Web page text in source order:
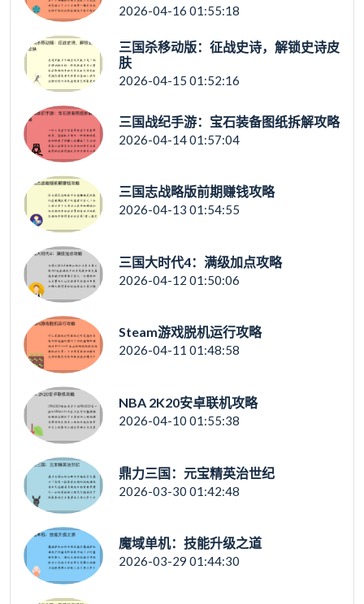
2026-04-16 01:55:18
三国杀移动版：征战史诗，解锁史诗皮
肤
2026-04-15 01:52:16
三国战纪手游：宝石装备图纸拆解攻略
2026-04-14 01:57:04
三国志战略版前期赚钱攻略
2026-04-13 01:54:55
三国大时代4：满级加点攻略
2026-04-12 01:50:06
Steam游戏脱机运行攻略
2026-04-11 01:48:58
NBA 2K20安卓联机攻略
2026-04-10 01:55:38
鼎力三国：元宝精英治世纪
2026-03-30 01:42:48
魔域单机：技能升级之道
2026-03-29 01:44:30